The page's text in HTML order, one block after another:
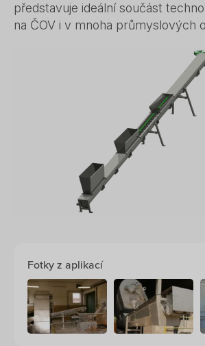
představuje ideální součást
na ČOV i v mnoha průmyslových
Fotky z aplikací